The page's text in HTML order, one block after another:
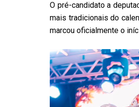
O pré-candidato a
mais tradicionais do
marcou oficialmente o